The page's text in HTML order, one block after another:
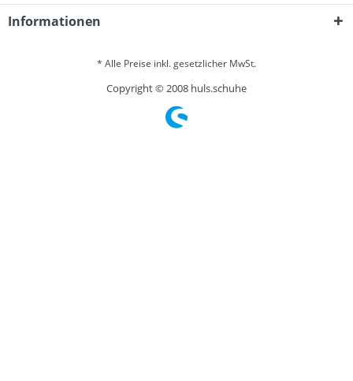
Informationen
* Alle Preise inkl. gesetzlicher MwSt.
Copyright © 2008 huls.schuhe